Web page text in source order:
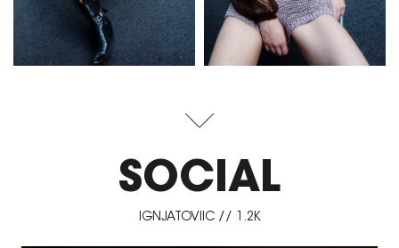
SOCIAL
IGNJATOVIIC // 1.2K